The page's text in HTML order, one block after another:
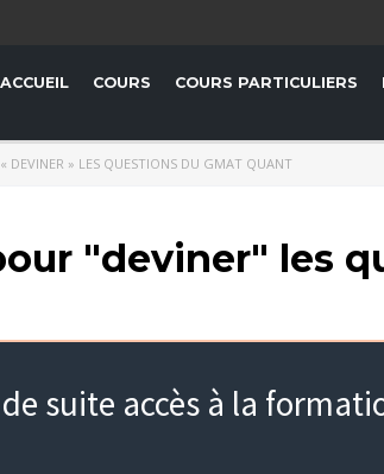
ACCUEIL COURS COURS PARTICULIERS
DEVINER » LES QUESTIONS DU GMAT QUANT
"deviner" les